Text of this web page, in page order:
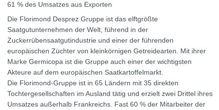
61 % des Umsatzes aus Exporten
Die Florimond Desprez Gruppe ist das elftgrößte
Saatgutunternehmen der Welt, führend in der
Zuckerrübensaatgutindustrie und einer der führenden
europäischen Züchter von kleinkörnigen Getreidearten. Mit ihrer
Marke Germicopa ist die Gruppe auch einer der wichtigsten
Akteure auf dem europäischen Saatkartoffelmarkt.
Die Florimond-Gruppe ist in 65 Ländern mit 35 direkten
Tochtergesellschaften im Ausland tätig und erzielt zwei Drittel ihres
Umsatzes außerhalb Frankreichs. Fast 60 % der Mitarbeiter der